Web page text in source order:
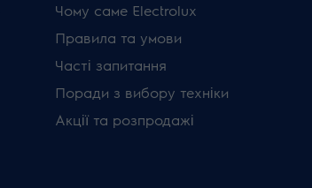
Чому саме Electrolux
Правила та умови
Часті запитання
Поради з вибору техніки
Акції та розпродажі